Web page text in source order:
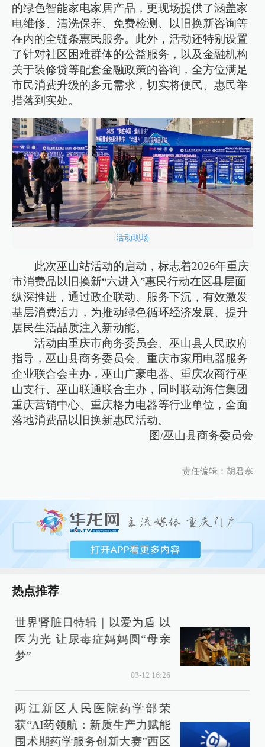
的绿色智能家电家居产品，更现场提供了涵盖家
电维修、清洗保养、免费检测、以旧换新咨询等
在内的全链条惠民服务。此外，活动还特别设置
了针对社区困难群体的公益服务，以及金融机构
关于装修贷等配套金融政策的咨询，全方位满足
市民消费升级的多元需求，切实将便民、惠民举
措落到实处。
活动现场
此次巫山站活动的启动，标志着2026年重庆
市消费品以旧换新“六进入”惠民行动在区县层面
纵深推进，通过政企联动、服务下沉，有效激发
基层消费活力，为推动绿色循环经济发展、提升
居民生活品质注入新动能。
活动由重庆市商务委员会、巫山县人民政府
指导，巫山县商务委员会、重庆市家用电器服务
企业联合会主办，巫山广豪电器、重庆农商行巫
山支行、巫山联通联合主办，同时联动海信集团
重庆营销中心、重庆格力电器等行业单位，全面
落地消费品以旧换新惠民活动。
图/巫山县商务委员会
责任编辑：胡君寒
热点推荐
世界肾脏日特辑｜以爱为盾 以
医为光 让尿毒症妈妈圆“母亲
梦”
03-12 16:26
两江新区人民医院药学部荣
获“AI药领航：新质生产力赋能
围术期药学服务创新大赛”西区